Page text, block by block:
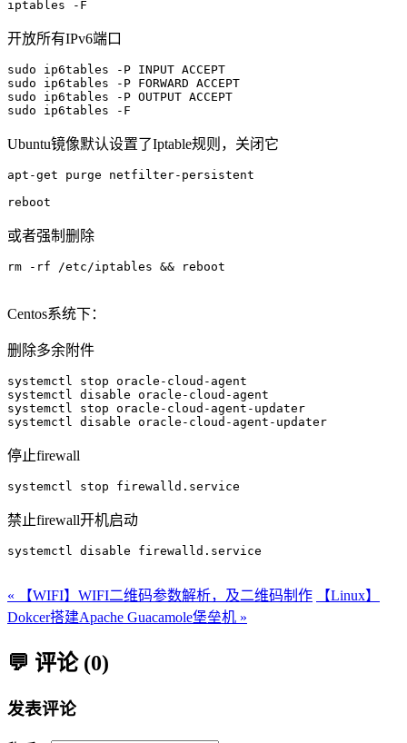
开放所有IPv6端口
sudo ip6tables -P INPUT ACCEPT
sudo ip6tables -P FORWARD ACCEPT
sudo ip6tables -P OUTPUT ACCEPT
Ubuntu镜像默认设置了Iptable规则，关闭它
apt-get purge netfilter-persistent
或者强制删除
rm -rf /etc/iptables && reboot
Centos系统下：
删除多余附件
systemctl stop oracle-cloud-agent
systemctl disable oracle-cloud-agent
systemctl stop oracle-cloud-agent-updater
停止firewall
禁止firewall开机启动
systemctl disable firewalld.service
« 【WIFI】WIFI二维码参数解析，及二维码制作
【Linux】
Dokcer搭建Apache Guacamole堡垒机 »
💬 评论 (0)
发表评论